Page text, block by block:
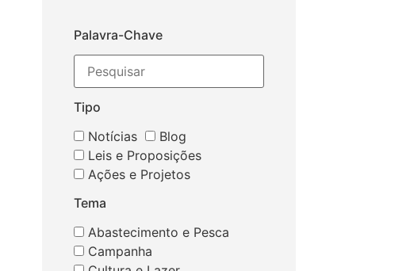
Palavra-Chave
Tipo
Notícias
Blog
Leis e Proposições
Ações e Projetos
Tema
Abastecimento e Pesca
Campanha